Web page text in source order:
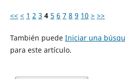
<< < 1 2 3 4 5 6 7 8 9 10 > >>
También puede Iniciar una
para este artículo.